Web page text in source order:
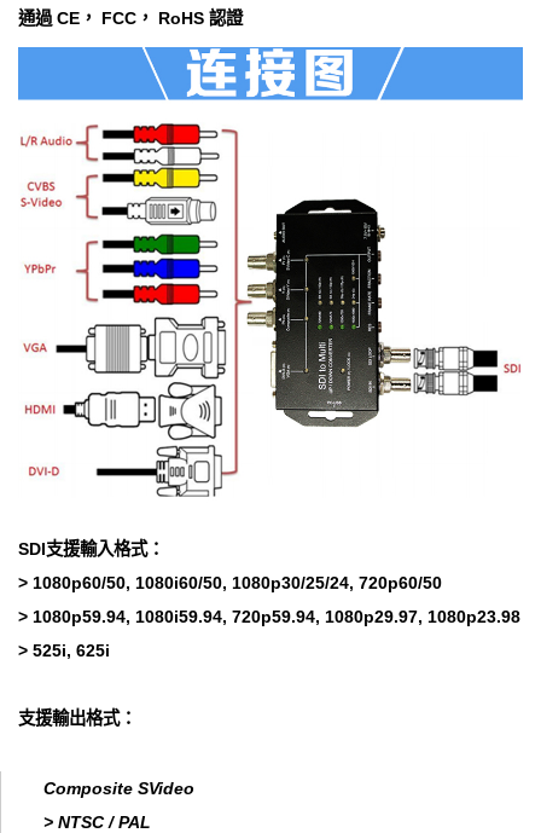
通過 CE， FCC， RoHS 認證
SDI支援輸入格式：
> 1080p60/50, 1080i60/50, 1080p30/25/24, 720p60/50
> 1080p59.94, 1080i59.94, 720p59.94, 1080p29.97, 1080p23.98
> 525i, 625i
支援輸出格式：
Composite SVideo
> NTSC / PAL